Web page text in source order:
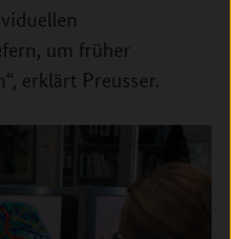
um früher
erklärt Preusser.